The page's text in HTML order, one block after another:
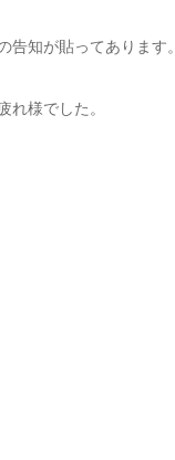
告知が貼ってあります。
れ様でした。